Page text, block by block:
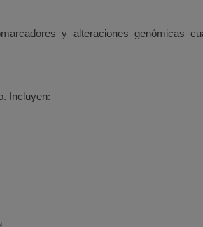
y alteraciones genómicas
Incluyen: